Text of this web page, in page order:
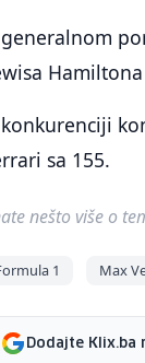
sa 155.
nešto više o
1 Max
Dodajte Klix.ba